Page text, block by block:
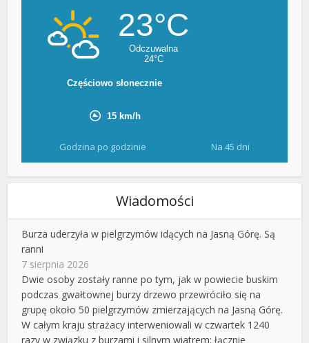
Godzina po godzinie Na 45 dni
Wiadomości
Burza uderzyła w pielgrzymów idących na Jasną Górę. Są
ranni
7 sierpnia 2026
Dwie osoby zostały ranne po tym, jak w powiecie buskim
podczas gwałtownej burzy drzewo przewróciło się na
grupę około 50 pielgrzymów zmierzających na Jasną Górę.
W całym kraju strażacy interweniowali w czwartek 1240
razy w związku z burzami i silnym wiatrem; łącznie